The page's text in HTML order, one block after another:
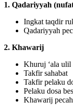
1. Qadariyyah
Ingkat taqdir
Qadariyyah
2. Khawarij
Khuruj ‘ala ulil
Takfir sahabat
Takfir pelaku
Pelaku dosa
Khawarij